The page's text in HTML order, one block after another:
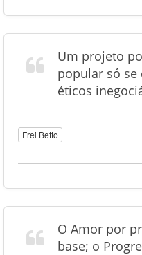
Um projeto
popular só
éticos
Frei Betto
O Amor por
base; o